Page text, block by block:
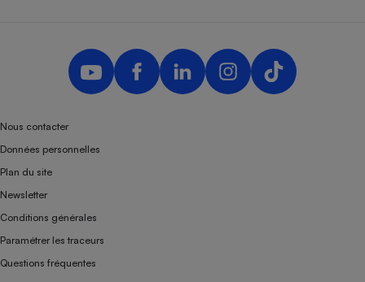
Nous contacter
Données personnelles
Plan du site
Newsletter
Conditions générales
Paramétrer les traceurs
Questions fréquentes